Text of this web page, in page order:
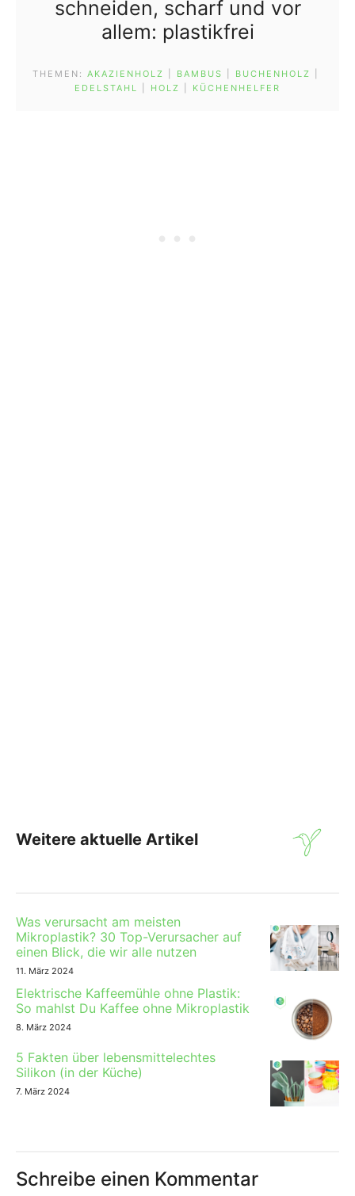
schneiden, scharf und vor
allem: plastikfrei
THEMEN: AKAZIENHOLZ BAMBUS BUCHENHOLZ
EDELSTAHL
HOLZ KÜCHENHELFER
Weitere aktuelle Artikel
Was verursacht am meisten
Mikroplastik? 30 Top-Verursacher auf
einen Blick, die wir alle nutzen
11. März 2024
Elektrische Kaffeemühle ohne Plastik:
So mahlst Du Kaffee ohne Mikroplastik
8. März 2024
5 Fakten über lebensmittelechtes
Silikon (in der Küche)
7. März 2024
Schreibe einen Kommentar